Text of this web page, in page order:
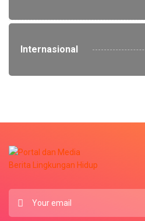
Internasional